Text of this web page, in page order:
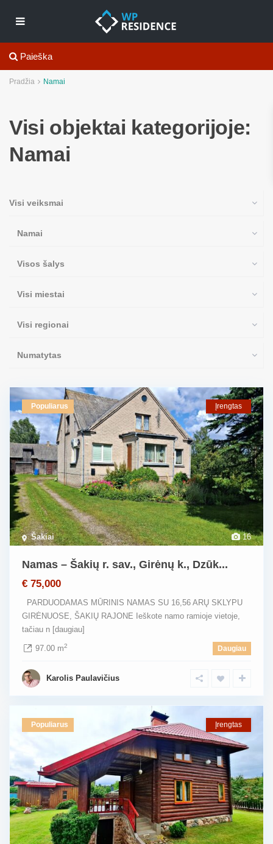
Paieška
Pradžia Namai
Visi objektai kategorijoje:
Namai
Visi veiksmai
Namai
Visos šalys
Visi miestai
Visi regionai
Numatytas
16
Šakiai
Populiarus Įrengtas
Namas – Šakių r. sav., Girėnų k., Dzūk...
€ 75,000
PARDUODAMAS MŪRINIS NAMAS SU 16,56 ARŲ SKLYPU
GIRĖNUOSE, ŠAKIŲ RAJONE Ieškote namo ramioje vietoje,
tačiau n [daugiau]
97.00 m2 Daugiau
Karolis Paulavičius
Populiarus Įrengtas